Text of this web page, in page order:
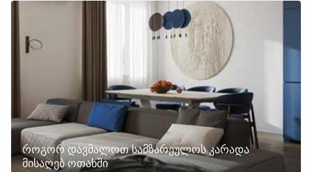
როგორ დავმალოთ სამზარეულოს კარადა
მისაღებ ოთახში